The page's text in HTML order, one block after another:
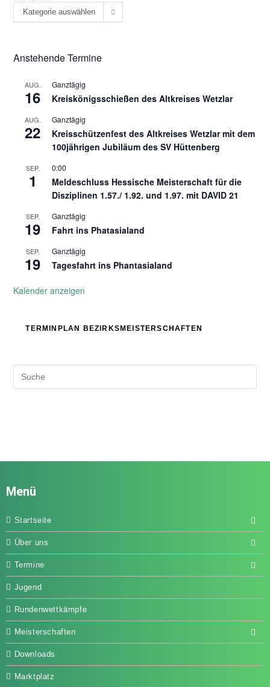
Kategorie auswählen
Anstehende Termine
AUG.
16
Ganztägig
Kreiskönigsschießen des Altkreises Wetzlar
AUG.
22
Ganztägig
Kreisschützenfest des Altkreises Wetzlar mit dem
100jährigen Jubiläum des SV Hüttenberg
SEP.
1
0:00
Meldeschluss Hessische Meisterschaft für die
Disziplinen 1.57./ 1.92. und 1.97. mit DAVID 21
SEP.
19
Ganztägig
Fahrt ins Phatasialand
SEP.
19
Ganztägig
Tagesfahrt ins Phantasialand
Kalender anzeigen
TERMINPLAN BEZIRKSMEISTERSCHAFTEN
Menü
Startseite
Über uns
Termine
Jugend
Rundenwettkämpfe
Meisterschaften
Downloads
Marktplatz